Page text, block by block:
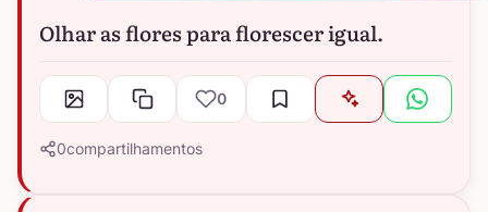
Olhar as flores para florescer igual.
0
0compartilhamentos